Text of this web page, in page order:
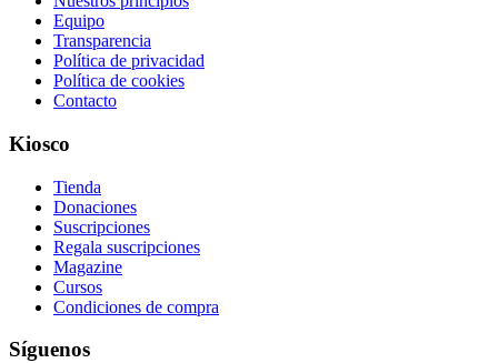
Equipo
Transparencia
Política de privacidad
Política de cookies
Contacto
Kiosco
Tienda
Donaciones
Suscripciones
Regala suscripciones
Magazine
Cursos
Condiciones de compra
Síguenos